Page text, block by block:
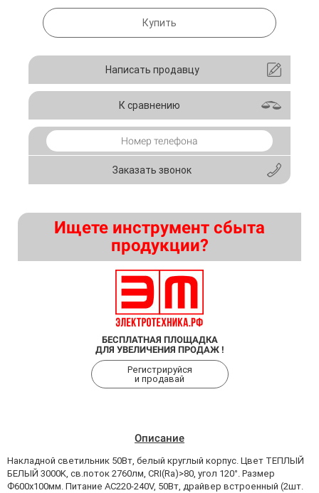
Купить
Ищете инструмент сбыта
продукции?
БЕСПЛАТНАЯ ПЛОЩАДКА
ДЛЯ УВЕЛИЧЕНИЯ ПРОДАЖ !
Регистрируйся
и продавай
Написать продавцу
К сравнению
Заказать звонок
Описание
Накладной светильник 50Вт, белый круглый корпус. Цвет ТЕПЛЫЙ
БЕЛЫЙ 3000K, св.поток 2760лм, CRI(Ra)>80, угол 120°. Размер
Ф600x100мм. Питание AC220-240V, 50Вт, драйвер встроенный (2шт.